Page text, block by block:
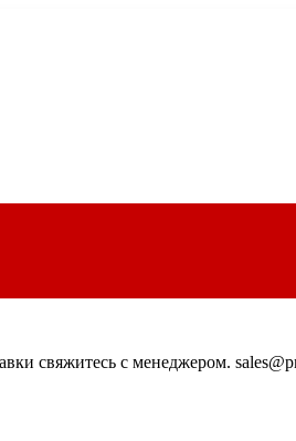
свяжитесь с менеджером.